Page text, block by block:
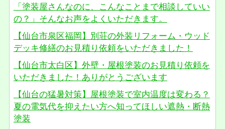
「塗装屋さんなのに、こんなことまで相談していい
の？」そんなお声をよくいただきます。
【仙台市泉区福岡】別荘の外装リフォーム・ウッド
デッキ修繕のお見積り依頼をいただきました！
【仙台市太白区】外壁・屋根塗装のお見積り依頼を
いただきました！ありがとうございます
【仙台の猛暑対策】屋根塗装で室内温度は変わる？
夏の電気代を抑えたい方へ知ってほしい遮熱・断熱
塗装